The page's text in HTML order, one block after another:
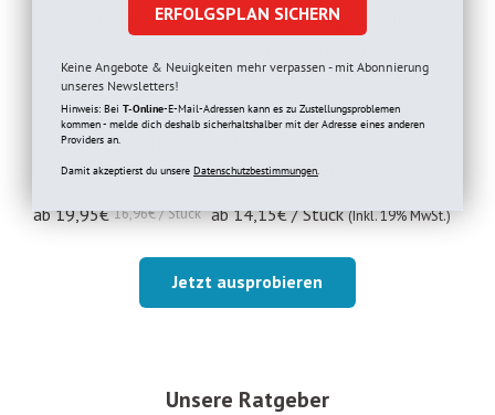
Kundenbewertungen
Sofort-Schutz bei kriechenden und fliegenden Insekten.
und Gewerbe.
100% Geld-Zurück-Garantie
Versandfertig in 1-2 Werktagen
Kostenfreie Lieferung in DE ab 29€
ab19,95€ 16,96€ / Stück ab 14,15€ / Stück(Inkl. 19% MwSt.)
Jetzt ausprobieren
Unsere Ratgeber
ERFOLGSPLAN SICHERN
Keine Angebote & Neuigkeiten mehr verpassen - mit Abonnierung
unseres Newsletters!
Hinweis: Bei T-Online-E-Mail-Adressen kann es zu Zustellungsproblemen
kommen - melde dich deshalb sicherhaltshalber mit der Adresse eines anderen
Providers an.
Damit akzeptierst du unsere Datenschutzbestimmungen.